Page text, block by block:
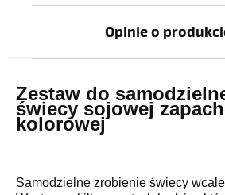
Opinie o
Zestaw do
świecy sojowej
kolorowej
Samodzielne zrobienie świecy